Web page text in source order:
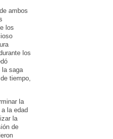
ambos
los
los
la saga
tiempo,
la
la edad
la
de